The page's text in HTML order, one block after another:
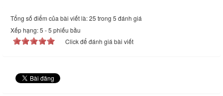
Tổng số điểm của bài viết là: 25 trong 5 đánh giá
Xếp hạng:5 -5 phiếu bầu
Click để đánh giá bài viết